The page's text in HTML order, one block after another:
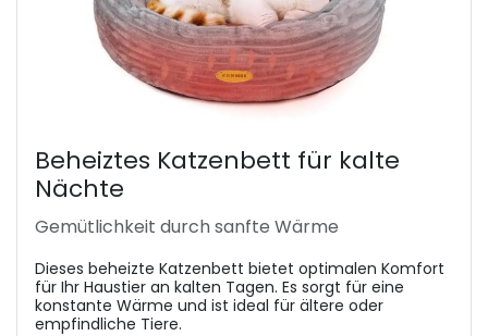
Beheiztes Katzenbett für kalte
Nächte
Gemütlichkeit durch sanfte Wärme
Dieses beheizte Katzenbett bietet optimalen Komfort
für Ihr Haustier an kalten Tagen. Es sorgt für eine
konstante Wärme und ist ideal für ältere oder
empfindliche Tiere.